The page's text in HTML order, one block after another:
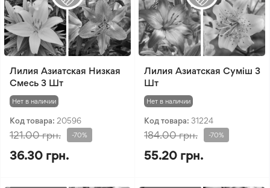
Лилия Азиатская Низкая
Смесь 3 Шт
Нет в наличии
Код товара: 20596
121.00 грн. -70%
36.30 грн.
Лилия Азиатская Суміш 3
Шт
Нет в наличии
Код товара: 31224
184.00 грн. -70%
55.20 грн.